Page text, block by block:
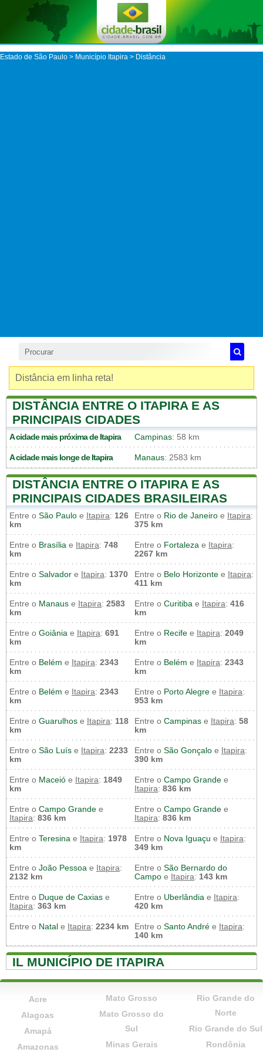
Estado de São Paulo > Município Itapira > Distância
Distância em linha reta!
DISTÂNCIA ENTRE O ITAPIRA E AS
PRINCIPAIS CIDADES
A cidade mais próxima de Itapira Campinas: 58 km
A cidade mais longe de Itapira Manaus: 2583 km
DISTÂNCIA ENTRE O ITAPIRA E AS
PRINCIPAIS CIDADES BRASILEIRAS
Entre o São Paulo e Itapira: 126
km
Entre o Rio de Janeiro e Itapira:
375 km
Entre o Brasília e Itapira: 748
km
Entre o Fortaleza e Itapira:
2267 km
Entre o Salvador e Itapira: 1370
km
Entre o Belo Horizonte e Itapira:
411 km
Entre o Manaus e Itapira: 2583
km
Entre o Curitiba e Itapira: 416
km
Entre o Goiânia e Itapira: 691
km
Entre o Recife e Itapira: 2049
km
Entre o Belém e Itapira: 2343
km
Entre o Belém e Itapira: 2343
km
Entre o Belém e Itapira: 2343
km
Entre o Porto Alegre e Itapira:
953 km
Entre o Guarulhos e Itapira: 118
km
Entre o Campinas e Itapira: 58
km
Entre o São Luís e Itapira: 2233
km
Entre o São Gonçalo e Itapira:
390 km
Entre o Maceió e Itapira: 1849
km
Entre o Campo Grande e
Itapira: 836 km
Entre o Campo Grande e
Itapira: 836 km
Entre o Campo Grande e
Itapira: 836 km
Entre o Teresina e Itapira: 1978
km
Entre o Nova Iguaçu e Itapira:
349 km
Entre o João Pessoa e Itapira:
2132 km
Entre o São Bernardo do
Campo e Itapira: 143 km
Entre o Duque de Caxias e
Itapira: 363 km
Entre o Uberlândia e Itapira:
420 km
Entre o Natal e Itapira: 2234 km Entre o Santo André e Itapira:
140 km
IL MUNICÍPIO DE ITAPIRA
Acre
Alagoas
Amapá
Amazonas
Mato Grosso
Mato Grosso do
Sul
Minas Gerais
Rio Grande do
Norte
Rio Grande do Sul
Rondônia